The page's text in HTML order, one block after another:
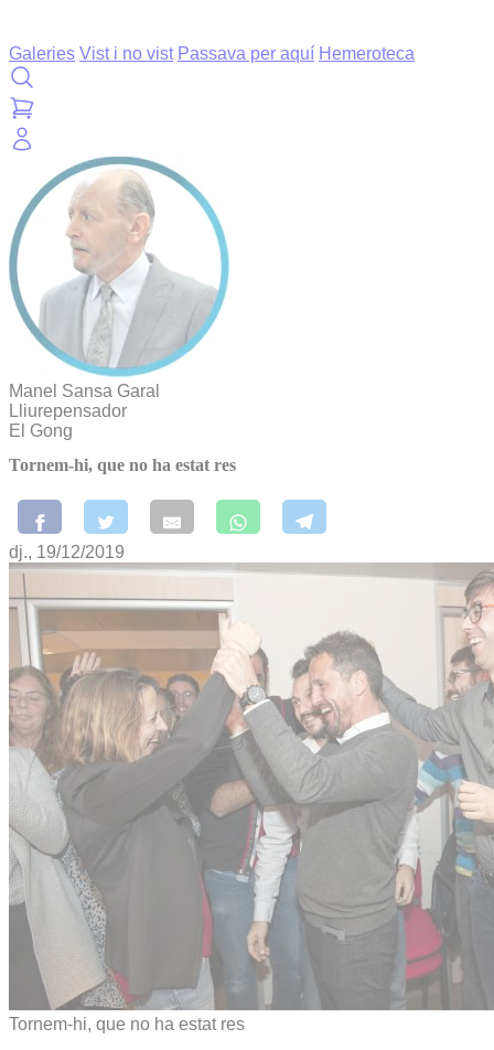
Galeries Vist i no vist Passava per aquí Hemeroteca
Manel Sansa Garal
Lliurepensador
El Gong
Tornem-hi, que no ha estat res
dj., 19/12/2019
Tornem-hi, que no ha estat res